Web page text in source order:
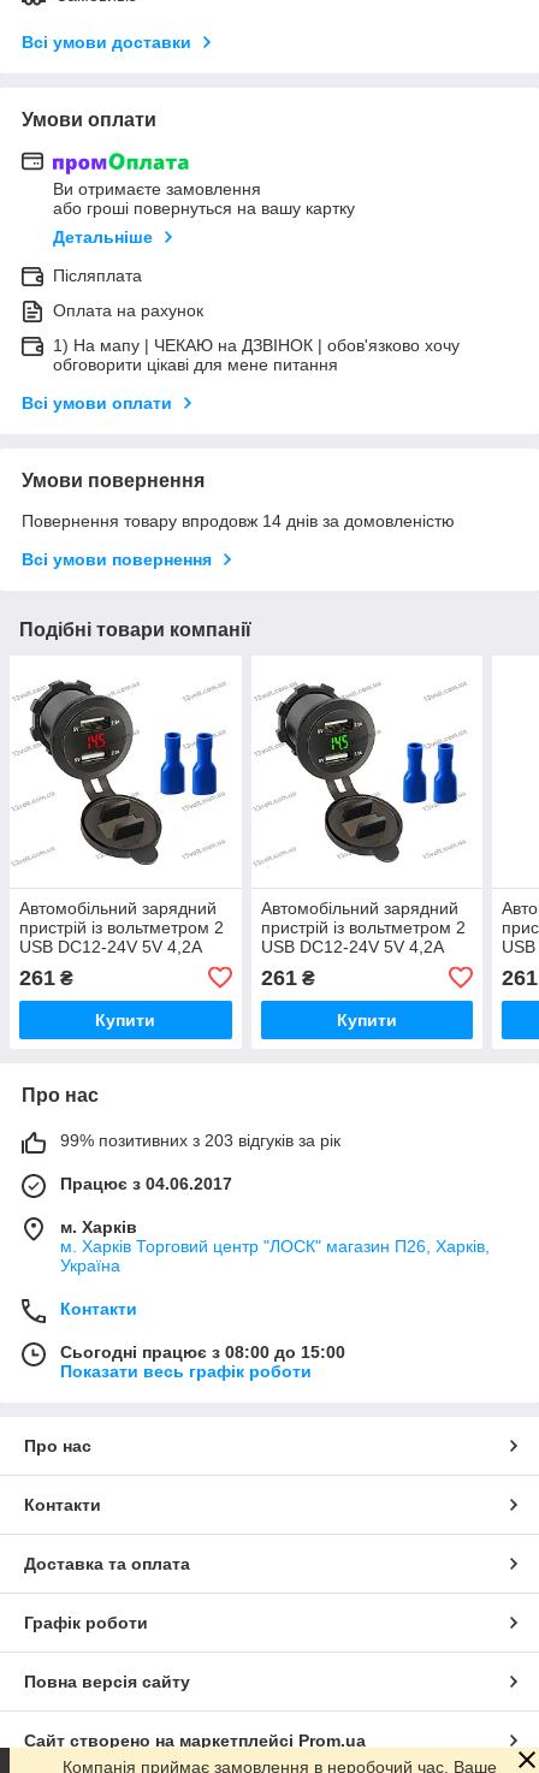
Всі умови доставки
Умови оплати
Ви отримаєте замовлення
або гроші повернуться на вашу картку
Детальніше
Післяплата
Оплата на рахунок
1) На мапу | ЧЕКАЮ на ДЗВІНОК | обов'язково хочу
обговорити цікаві для мене питання
Всі умови оплати
Умови повернення
Повернення товару впродовж 14 днів за домовленістю
Всі умови повернення
Подібні товари компанії
Автомобільний зарядний
пристрій із вольтметром 2
USB DC12-24V 5V 4,2A
261 ₴
Купити
Автомобільний зарядний
пристрій із вольтметром 2
USB DC12-24V 5V 4,2A
261₴
Купити
261
Про нас
99% позитивних з 203 відгуків за рік
Працює з 04.06.2017
м. Харків
м. Харків Торговий центр "ЛОСК" магазин П26, Харків,
Україна
Контакти
Сьогодні працює з 08:00 до 15:00
Показати весь графік роботи
Про нас
Контакти
Доставка та оплата
Графік роботи
Повна версія сайту
Сайт створено на маркетплейсі Prom.ua
Компанія приймає замовлення в неробочий час. Ваше